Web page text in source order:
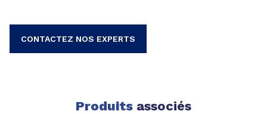
CONTACTEZ NOS EXPERTS
Produits associés